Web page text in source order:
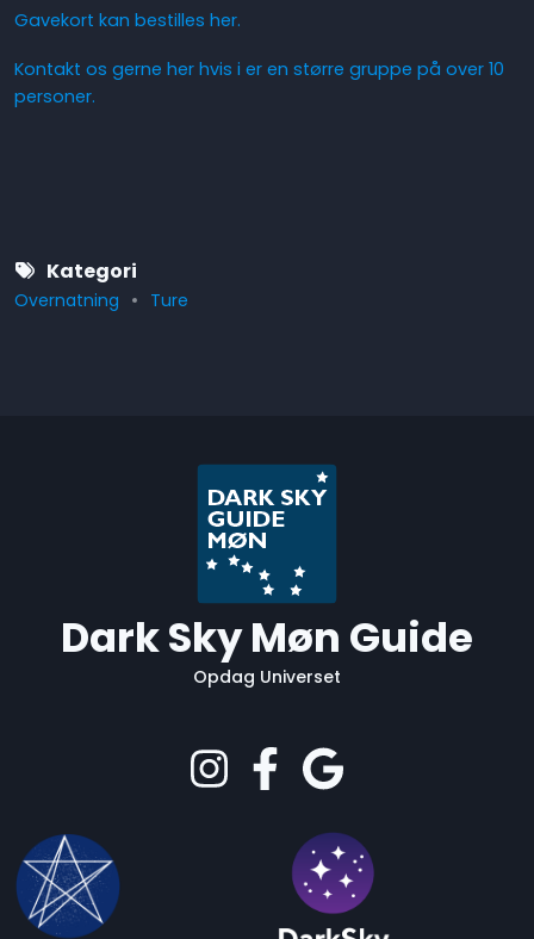
Gavekort kan bestilles her.
Kontakt os gerne her hvis i er en større gruppe på over 10
personer.
Kategori
Overnatning Ture
Dark Sky Møn Guide
Opdag Universet